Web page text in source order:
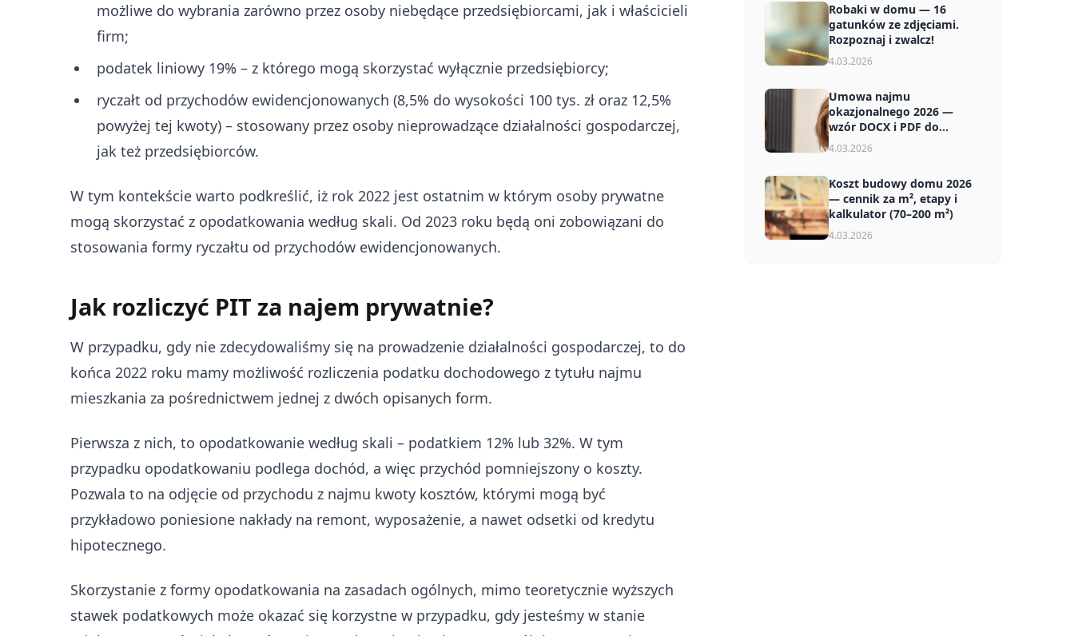
możliwe do wybrania zarówno przez osoby niebędące przedsiębiorcami, jak i właścicieli
firm;
podatek liniowy 19% – z którego mogą skorzystać wyłącznie przedsiębiorcy;
ryczałt od przychodów ewidencjonowanych (8,5% do wysokości 100 tys. zł oraz 12,5%
powyżej tej kwoty) – stosowany przez osoby nieprowadzące działalności gospodarczej,
jak też przedsiębiorców.
W tym kontekście warto podkreślić, iż rok 2022 jest ostatnim w którym osoby prywatne
mogą skorzystać z opodatkowania według skali. Od 2023 roku będą oni zobowiązani do
stosowania formy ryczałtu od przychodów ewidencjonowanych.
Jak rozliczyć PIT za najem prywatnie?
W przypadku, gdy nie zdecydowaliśmy się na prowadzenie działalności gospodarczej, to do
końca 2022 roku mamy możliwość rozliczenia podatku dochodowego z tytułu najmu
mieszkania za pośrednictwem jednej z dwóch opisanych form.
Pierwsza z nich, to opodatkowanie według skali – podatkiem 12% lub 32%. W tym
przypadku opodatkowaniu podlega dochód, a więc przychód pomniejszony o koszty.
Pozwala to na odjęcie od przychodu z najmu kwoty kosztów, którymi mogą być
przykładowo poniesione nakłady na remont, wyposażenie, a nawet odsetki od kredytu
hipotecznego.
Skorzystanie z formy opodatkowania na zasadach ogólnych, mimo teoretycznie wyższych
stawek podatkowych może okazać się korzystne w przypadku, gdy jesteśmy w stanie
Robaki w domu — 16
gatunków ze zdjęciami.
Rozpoznaj i zwalcz!
4.03.2026
Umowa najmu
okazjonalnego 2026 —
wzór DOCX i PDF do
pobrania za darmo
4.03.2026
Koszt budowy domu 2026
— cennik za m², etapy i
kalkulator (70–200 m²)
4.03.2026